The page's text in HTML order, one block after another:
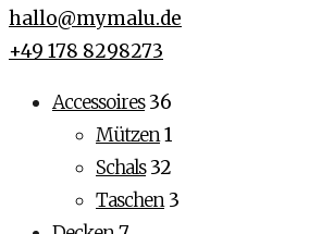
hallo@mymalu.de
+49 178 8298273
Accessoires36
Mützen1
Schals32
Taschen3